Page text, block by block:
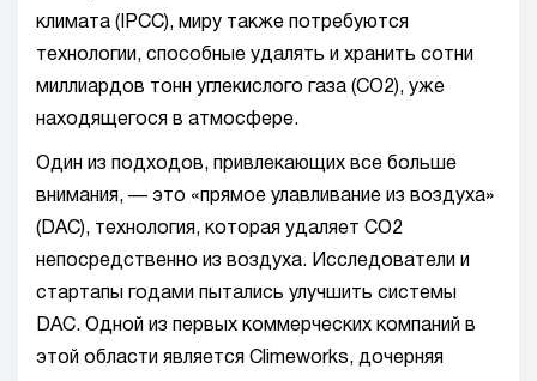
климата (IPCC), миру также потребуются
технологии, способные удалять и хранить сотни
миллиардов тонн углекислого газа (CO2), уже
находящегося в атмосфере.
Один из подходов, привлекающих все больше
внимания, — это «прямое улавливание из воздуха»
(DAC), технология, которая удаляет CO2
непосредственно из воздуха. Исследователи и
стартапы годами пытались улучшить системы
DAC. Одной из первых коммерческих компаний в
этой области является Climeworks, дочерняя